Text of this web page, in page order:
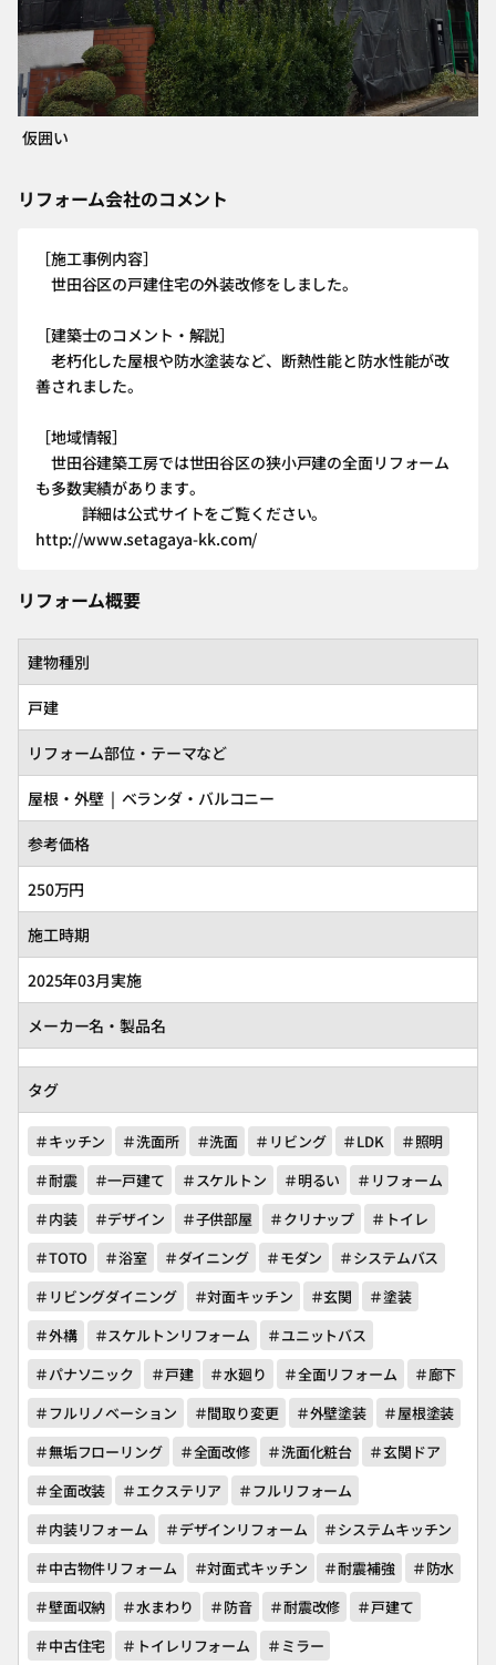
仮囲い
リフォーム会社のコメント
［施工事例内容］
世田谷区の戸建住宅の外装改修をしました。
［建築士のコメント・解説］
老朽化した屋根や防水塗装など、断熱性能と防水性能が改
善されました。
［地域情報］
世田谷建築工房では世田谷区の狭小戸建の全面リフォーム
も多数実績があります。
詳細は公式サイトをご覧ください。
http://www.setagaya-kk.com/
リフォーム概要
建物種別
戸建
リフォーム部位・テーマなど
屋根・外壁 | ベランダ・バルコニー
参考価格
250万円
施工時期
2025年03月実施
メーカー名・製品名
タグ
＃キッチン ＃洗面所 ＃洗面 ＃リビング ＃LDK
＃照明
＃耐震
＃一戸建て ＃スケルトン ＃明るい
＃リフォーム
＃内装
＃デザイン ＃子供部屋 ＃クリナップ
＃トイレ
＃TOTO
＃浴室 ＃ダイニング ＃モダン
＃システムバス
＃リビングダイニング
＃対面キッチン ＃玄関
＃塗装
＃外構
＃スケルトンリフォーム
＃ユニットバス
＃パナソニック
＃戸建 ＃水廻り ＃全面リフォーム
＃廊下
＃フルリノベーション
＃間取り変更 ＃外壁塗装
＃屋根塗装
＃無垢フローリング
＃全面改修 ＃洗面化粧台
＃玄関ドア
＃全面改装
＃エクステリア
＃フルリフォーム
＃内装リフォーム
＃デザインリフォーム
＃システムキッチン
＃中古物件リフォーム
＃対面式キッチン ＃耐震補強
＃防水
＃壁面収納
＃水まわり ＃防音 ＃耐震改修
＃戸建て
＃中古住宅
＃トイレリフォーム
＃ミラー